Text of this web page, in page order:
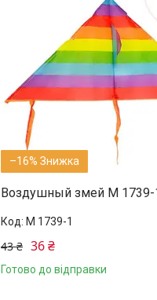
–16%
Воздушный змей M 1739-
M 1739-1
43 ₴ 36 ₴
Готово до відправки